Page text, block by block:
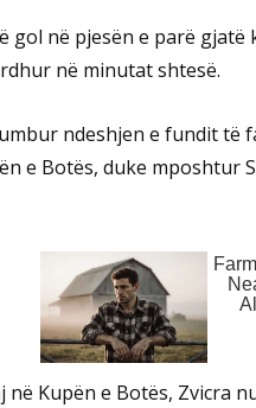
gol në pjesën e parë
në minutat shtesë.
ndeshjen e fundit të
e Botës, duke mposhtur
në Kupën e Botës, Zvicra